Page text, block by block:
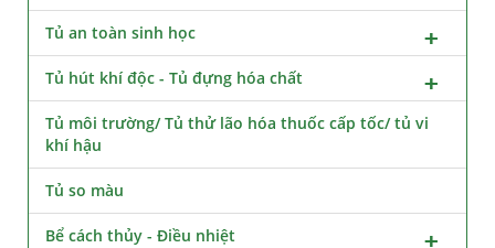
Tủ an toàn sinh học
Tủ hút khí độc - Tủ đựng hóa chất
Tủ môi trường/ Tủ thử lão hóa thuốc cấp tốc/ tủ vi
khí hậu
Tủ so màu
Bể cách thủy - Điều nhiệt